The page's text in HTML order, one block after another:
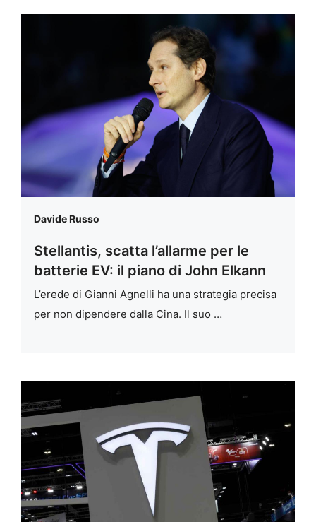
Davide Russo
Stellantis, scatta l’allarme per le
batterie EV: il piano di John Elkann
L’erede di Gianni Agnelli ha una strategia precisa
per non dipendere dalla Cina. Il suo …